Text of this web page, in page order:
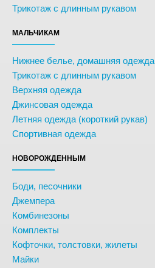
Трикотаж с длинным рукавом
МАЛЬЧИКАМ
Нижнее белье, домашняя одежда
Трикотаж с длинным рукавом
Верхняя одежда
Джинсовая одежда
Летняя одежда (короткий рукав)
Спортивная одежда
НОВОРОЖДЕННЫМ
Боди, песочники
Джемпера
Комбинезоны
Комплекты
Кофточки, толстовки, жилеты
Майки